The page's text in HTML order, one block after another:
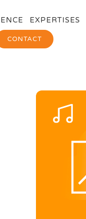
EXPERTISES
CONTACT